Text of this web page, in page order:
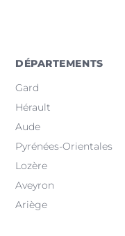
DÉPARTEMENTS
Gard
Hérault
Aude
Pyrénées-Orientales
Lozère
Aveyron
Ariège